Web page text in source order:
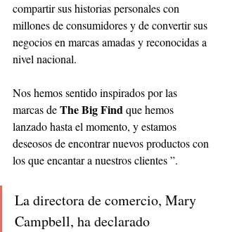
compartir sus historias personales con
millones de consumidores y de convertir sus
negocios en marcas amadas y reconocidas a
nivel nacional.
Nos hemos sentido inspirados por las
marcas de The Big Find que hemos
lanzado hasta el momento, y estamos
deseosos de encontrar nuevos productos con
los que encantar a nuestros clientes ”.
La directora de comercio, Mary
Campbell, ha declarado